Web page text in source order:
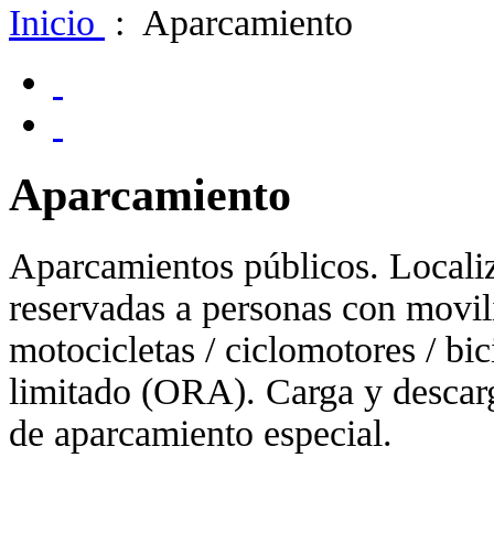
Inicio : Aparcamiento
Aparcamiento
Aparcamientos públicos.
reservadas a personas con
motocicletas / ciclomotores /
limitado (ORA). Carga y
de aparcamiento especial.